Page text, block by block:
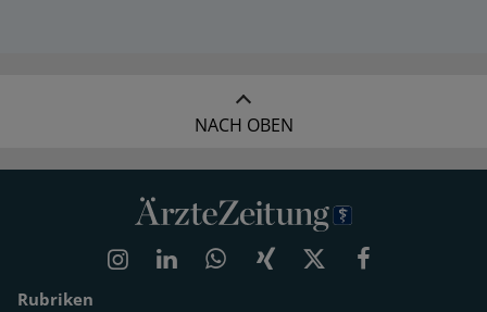
NACH OBEN
Rubriken